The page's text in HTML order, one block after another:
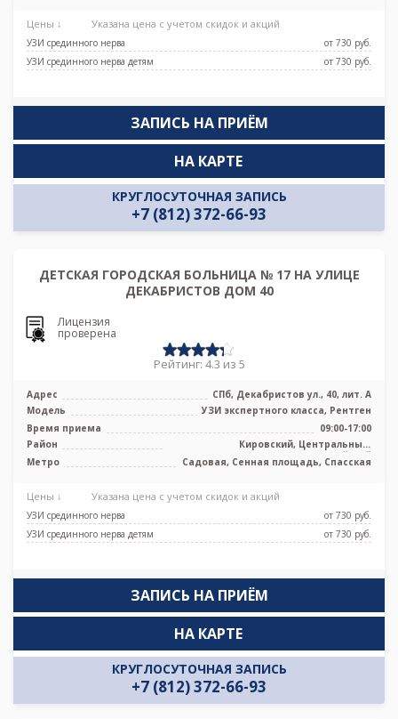
Цены ↓ Указана цена с учетом скидок и акций
УЗИ срединного нерва
от 730 pуб.
УЗИ срединного нерва детям
от 730 pуб.
ЗАПИСЬ НА ПРИЁМ
КРУГЛОСУТОЧНАЯ ЗАПИСЬ
+7 (812) 372-66-93
НА КАРТЕ
ДЕТСКАЯ ГОРОДСКАЯ БОЛЬНИЦА № 17 НА УЛИЦЕ
ДЕКАБРИСТОВ ДОМ 40
Лицензия
проверена
Рейтинг: 4.3 из 5
Адрес
СПб, Декабристов ул., 40, лит. А
Модель
УЗИ экспертного класса, Рентген
Время приема
09:00-17:00
Район
Кировский, Центральный,
Адмиралтейский
Метро Садовая, Сенная площадь, Спасская
Цены ↓ Указана цена с учетом скидок и акций
УЗИ срединного нерва
от 730 pуб.
УЗИ срединного нерва детям
от 730 pуб.
ЗАПИСЬ НА ПРИЁМ
КРУГЛОСУТОЧНАЯ ЗАПИСЬ
+7 (812) 372-66-93
НА КАРТЕ